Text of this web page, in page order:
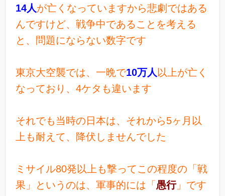
14人が亡くなっていますから悲劇ではある
んですけど、戦争中であることを考える
と、問題にならない数字です
東京大空襲では、一晩で10万人以上が亡く
なっており、4ケタも違います
それでも当時の日本は、それから5ヶ月以
上も耐えて、降伏しませんでした
ミサイル80発以上も撃ってこの程度の「戦
果」というのは、軍事的には「 愚行」です